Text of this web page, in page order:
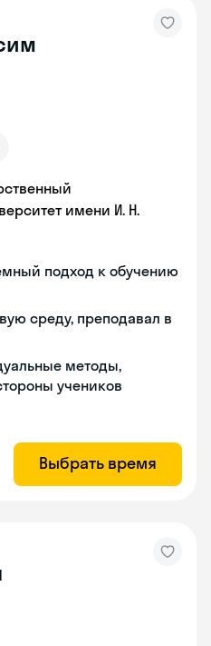
имени И. Н.
подход к обучению
среду, преподавал в
методы,
учеников
Выбрать время